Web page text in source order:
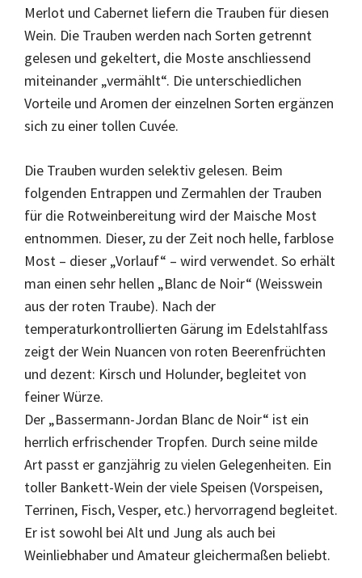
Merlot und Cabernet liefern die Trauben für diesen
Wein. Die Trauben werden nach Sorten getrennt
gelesen und gekeltert, die Moste anschliessend
miteinander „vermählt“. Die unterschiedlichen
Vorteile und Aromen der einzelnen Sorten ergänzen
sich zu einer tollen Cuvée.
Die Trauben wurden selektiv gelesen. Beim
folgenden Entrappen und Zermahlen der Trauben
für die Rotweinbereitung wird der Maische Most
entnommen. Dieser, zu der Zeit noch helle, farblose
Most – dieser „Vorlauf“ – wird verwendet. So erhält
man einen sehr hellen „Blanc de Noir“ (Weisswein
aus der roten Traube). Nach der
temperaturkontrollierten Gärung im Edelstahlfass
zeigt der Wein Nuancen von roten Beerenfrüchten
und dezent: Kirsch und Holunder, begleitet von
feiner Würze.
Der „Bassermann-Jordan Blanc de Noir“ ist ein
herrlich erfrischender Tropfen. Durch seine milde
Art passt er ganzjährig zu vielen Gelegenheiten. Ein
toller Bankett-Wein der viele Speisen (Vorspeisen,
Terrinen, Fisch, Vesper, etc.) hervorragend begleitet.
Er ist sowohl bei Alt und Jung als auch bei
Weinliebhaber und Amateur gleichermaßen beliebt.